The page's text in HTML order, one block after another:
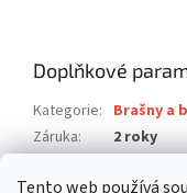
Tento web používá
Doplňkové
Kategorie: Brašny a
Záruka:
2 roky